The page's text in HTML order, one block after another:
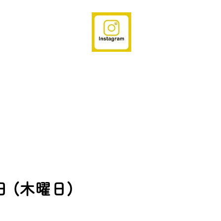
(木曜日)